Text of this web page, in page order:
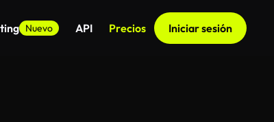
Nuevo API Precios Iniciar sesión